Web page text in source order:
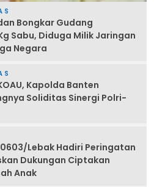
Bongkar Gudang
Sabu, Diduga Milik Jaringan
Negara
Kapolda Banten
Soliditas Sinergi Polri-
Lebak Hadiri Peringatan
Dukungan Ciptakan
Anak